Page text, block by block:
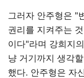
그러자 안주형은 "
권리를 지켜주는
이다"라며 강희지
냥 거기까지 생각
했다. 안주형은 자